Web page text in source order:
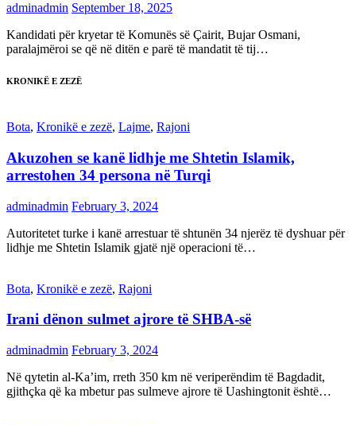
adminadmin September 18, 2025
Kandidati për kryetar të Komunës së Çairit, Bujar Osmani,
paralajmëroi se që në ditën e parë të mandatit të tij…
KRONIKË E ZEZË
Bota, Kronikë e zezë, Lajme, Rajoni
Akuzohen se kanë lidhje me Shtetin Islamik,
arrestohen 34 persona në Turqi
adminadmin February 3, 2024
Autoritetet turke i kanë arrestuar të shtunën 34 njerëz të dyshuar për
lidhje me Shtetin Islamik gjatë një operacioni të…
Bota, Kronikë e zezë, Rajoni
Irani dënon sulmet ajrore të SHBA-së
adminadmin February 3, 2024
Në qytetin al-Ka’im, rreth 350 km në veriperëndim të Bagdadit,
gjithçka që ka mbetur pas sulmeve ajrore të Uashingtonit është…